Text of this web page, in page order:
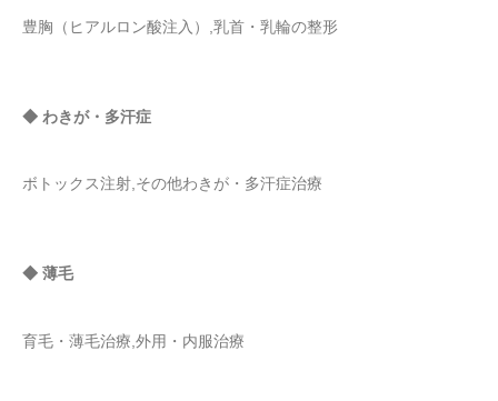
豊胸（ヒアルロン酸注入）,乳首・乳輪の整形
◆ わきが・多汗症
ボトックス注射,その他わきが・多汗症治療
◆ 薄毛
育毛・薄毛治療,外用・内服治療